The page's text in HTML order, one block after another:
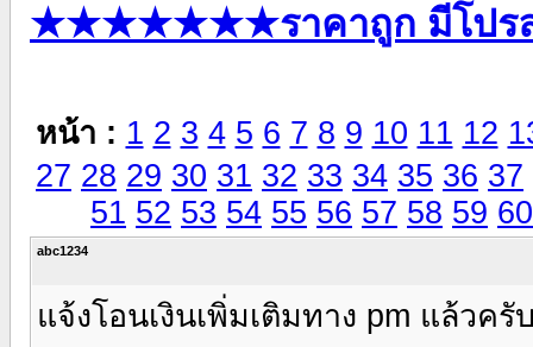
★★★★★★★ราคาถูก มีโป
หน้า : 1 2 3 4 5 6 7 8 9 10 11 12
27 28 29 30 31 32 33 34 35 36 37
51 52 53 54 55 56 57 58 59 60
abc1234
แจ้งโอนเงินเพิ่มเติมทาง pm แล้วครั